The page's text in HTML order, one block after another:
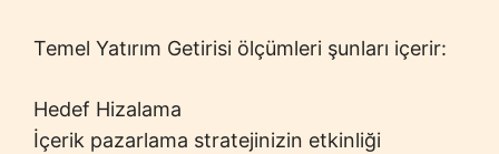
Temel Yatırım Getirisi ölçümleri şunları içerir:
Hedef Hizalama
İçerik pazarlama stratejinizin etkinliği